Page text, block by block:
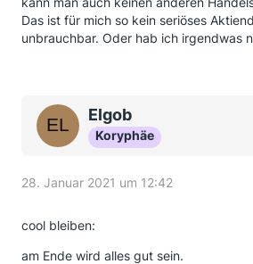
Das ist für mich so kein seriöses
unbrauchbar. Oder hab ich irgendwas
Elgob
Koryphäe
28. Januar 2021 um 12:42
cool bleiben:
am Ende wird alles gut sein.